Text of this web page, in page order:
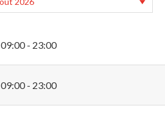
09:00 - 23:00
09:00 - 23:00